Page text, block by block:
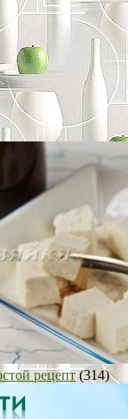
рецепт (314)